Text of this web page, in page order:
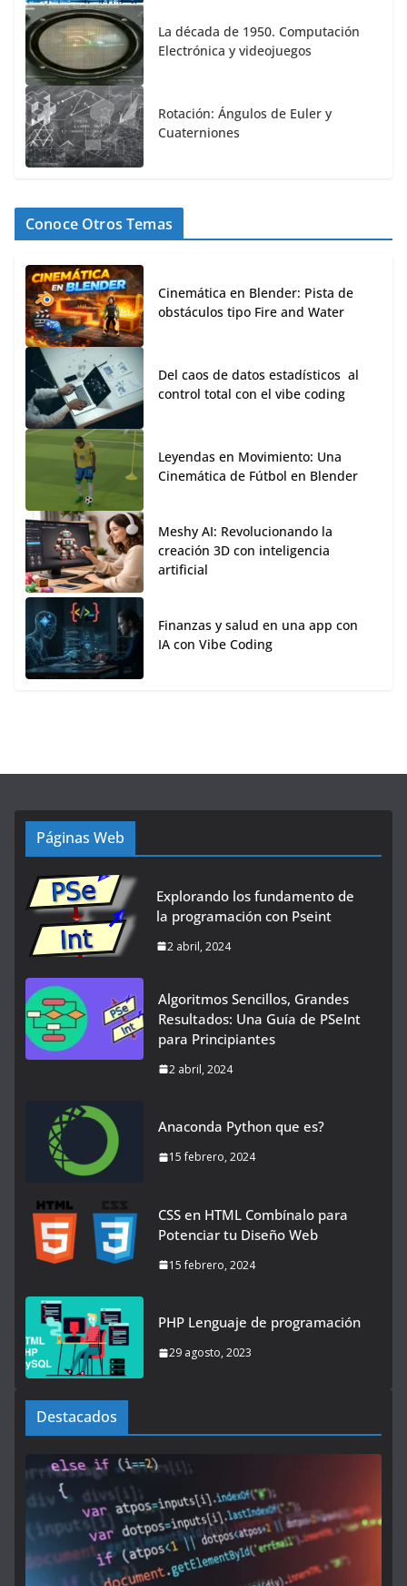
La década de 1950. Computación
Electrónica y videojuegos
Rotación: Ángulos de Euler y
Cuaterniones
Conoce Otros Temas
Cinemática en Blender: Pista de
obstáculos tipo Fire and Water
Del caos de datos estadísticos al
control total con el vibe coding
Leyendas en Movimiento: Una
Cinemática de Fútbol en Blender
Meshy AI: Revolucionando la
creación 3D con inteligencia
artificial
Finanzas y salud en una app con
IA con Vibe Coding
Páginas Web
Explorando los fundamento de
la programación con Pseint
2 abril, 2024
Algoritmos Sencillos, Grandes
Resultados: Una Guía de PSeInt
para Principiantes
2 abril, 2024
Anaconda Python que es?
15 febrero, 2024
CSS en HTML Combínalo para
Potenciar tu Diseño Web
15 febrero, 2024
PHP Lenguaje de programación
29 agosto, 2023
Destacados